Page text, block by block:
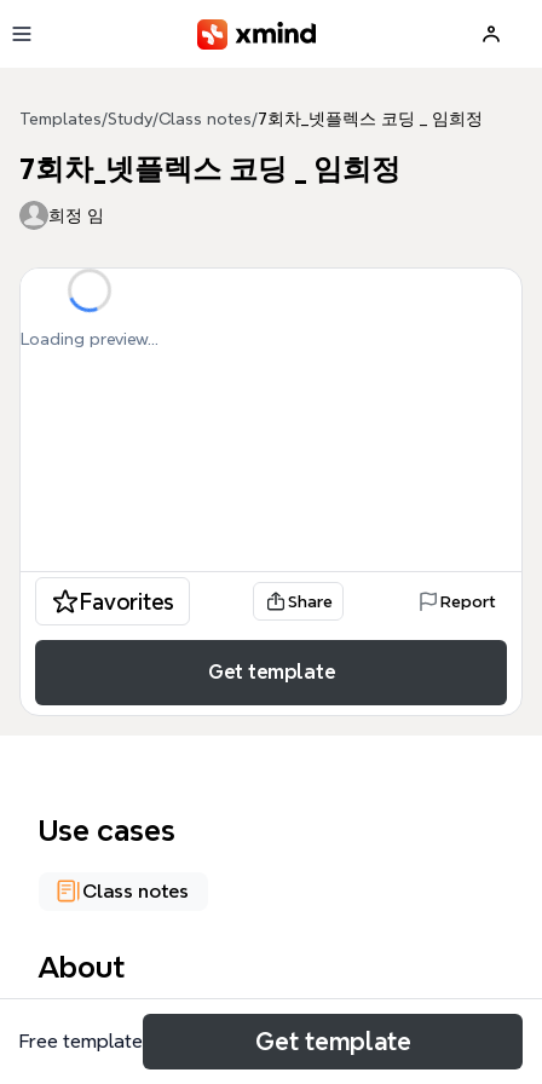
Templates/Study/Class notes/7회차_넷플렉스 코딩 _ 임희정
7회차_넷플렉스 코딩 _ 임희정
희정 임
Loading preview...
Favorites Share Report
Get template
Use cases
Class notes
About
7회차_넷플렉스 코딩 _ 임희정 템플릿은 넷플릭스
CEO 리드 헤이스팅스의 경영 전략과 투자 규모를 분석
Free template Get template